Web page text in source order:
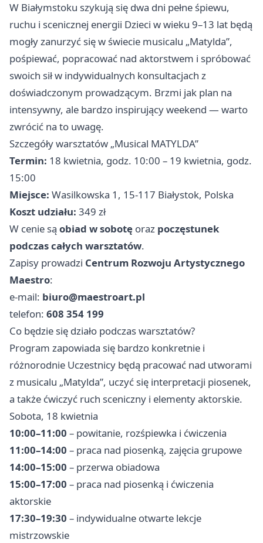
W Białymstoku szykują się dwa dni pełne śpiewu,
ruchu i scenicznej energii Dzieci w wieku 9–13 lat będą
mogły zanurzyć się w świecie musicalu „Matylda”,
pośpiewać, popracować nad aktorstwem i spróbować
swoich sił w indywidualnych konsultacjach z
doświadczonym prowadzącym. Brzmi jak plan na
intensywny, ale bardzo inspirujący weekend — warto
zwrócić na to uwagę.
Szczegóły warsztatów „Musical MATYLDA”
Termin: 18 kwietnia, godz. 10:00 – 19 kwietnia, godz.
15:00
Miejsce: Wasilkowska 1, 15-117 Białystok, Polska
Koszt udziału: 349 zł
W cenie są obiad w sobotę oraz poczęstunek
podczas całych warsztatów.
Zapisy prowadzi Centrum Rozwoju Artystycznego
Maestro:
e-mail: biuro@maestroart.pl
telefon: 608 354 199
Co będzie się działo podczas warsztatów?
Program zapowiada się bardzo konkretnie i
różnorodnie Uczestnicy będą pracować nad utworami
z musicalu „Matylda”, uczyć się interpretacji piosenek,
a także ćwiczyć ruch sceniczny i elementy aktorskie.
Sobota, 18 kwietnia
10:00–11:00 – powitanie, rozśpiewka i ćwiczenia
11:00–14:00 – praca nad piosenką, zajęcia grupowe
14:00–15:00 – przerwa obiadowa
15:00–17:00 – praca nad piosenką i ćwiczenia
aktorskie
17:30–19:30 – indywidualne otwarte lekcje
mistrzowskie